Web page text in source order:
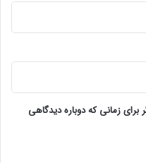
زمانی که دوباره دیدگاهی